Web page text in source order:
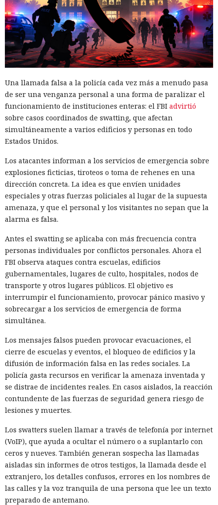
Una llamada falsa a la policía cada vez más a menudo pasa
de ser una venganza personal a una forma de paralizar el
funcionamiento de instituciones enteras: el FBI advirtió
sobre casos coordinados de swatting, que afectan
simultáneamente a varios edificios y personas en todo
Estados Unidos.
Los atacantes informan a los servicios de emergencia sobre
explosiones ficticias, tiroteos o toma de rehenes en una
dirección concreta. La idea es que envíen unidades
especiales y otras fuerzas policiales al lugar de la supuesta
amenaza, y que el personal y los visitantes no sepan que la
alarma es falsa.
Antes el swatting se aplicaba con más frecuencia contra
personas individuales por conflictos personales. Ahora el
FBI observa ataques contra escuelas, edificios
gubernamentales, lugares de culto, hospitales, nodos de
transporte y otros lugares públicos. El objetivo es
interrumpir el funcionamiento, provocar pánico masivo y
sobrecargar a los servicios de emergencia de forma
simultánea.
Los mensajes falsos pueden provocar evacuaciones, el
cierre de escuelas y eventos, el bloqueo de edificios y la
difusión de información falsa en las redes sociales. La
policía gasta recursos en verificar la amenaza inventada y
se distrae de incidentes reales. En casos aislados, la reacción
contundente de las fuerzas de seguridad genera riesgo de
lesiones y muertes.
Los swatters suelen llamar a través de telefonía por internet
(VoIP), que ayuda a ocultar el número o a suplantarlo con
ceros y nueves. También generan sospecha las llamadas
aisladas sin informes de otros testigos, la llamada desde el
extranjero, los detalles confusos, errores en los nombres de
las calles y la voz tranquila de una persona que lee un texto
preparado de antemano.